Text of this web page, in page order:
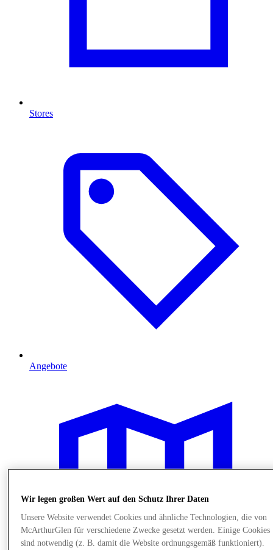
Stores
Angebote
Wir legen großen Wert auf den Schutz Ihrer Daten
Unsere Website verwendet Cookies und ähnliche Technologien, die von
McArthurGlen für verschiedene Zwecke gesetzt werden. Einige Cookies
sind notwendig (z. B. damit die Website ordnungsgemäß funktioniert).